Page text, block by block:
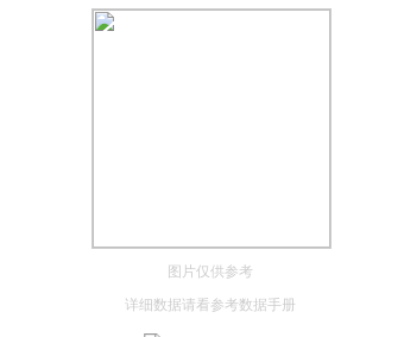
图片仅供参考
详细数据请看参考数据手册